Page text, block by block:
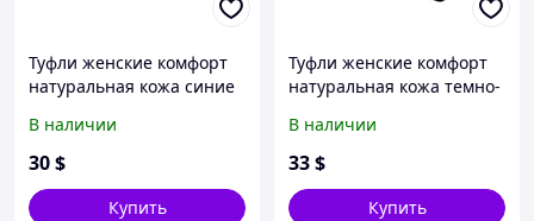
Туфли женские комфорт
натуральная кожа синие
В наличии
30$
Купить
Туфли женские комфорт
натуральная кожа темно-
Синий
В наличии
33$
Купить